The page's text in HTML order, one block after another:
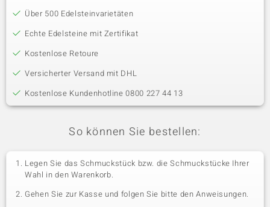
Über 500 Edelsteinvarietäten
Echte Edelsteine mit Zertifikat
Kostenlose Retoure
Versicherter Versand mit DHL
Kostenlose Kundenhotline 0800 227 44 13
So können Sie bestellen:
Legen Sie das Schmuckstück bzw. die Schmuckstücke Ihrer
Wahl in den Warenkorb.
Gehen Sie zur Kasse und folgen Sie bitte den Anweisungen.